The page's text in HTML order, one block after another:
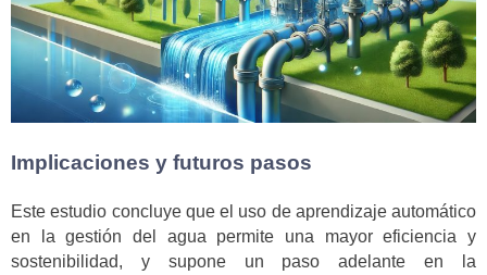
Implicaciones y futuros pasos
Este estudio concluye que el uso de aprendizaje automático
en la gestión del agua permite una mayor eficiencia y
sostenibilidad, y supone un paso adelante en la